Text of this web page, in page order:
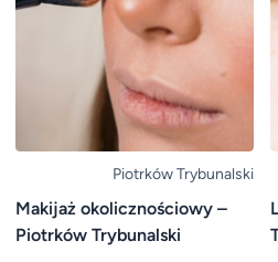
Piotrków Trybunalski
Makijaż okolicznościowy –
Piotrków Trybunalski